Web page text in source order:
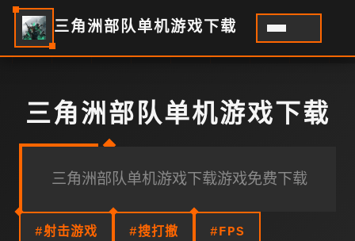
三角洲部队单机游戏下载
三角洲部队单机游戏下载
三角洲部队单机游戏下载游戏免费下载
#射击游戏 #搜打撤 #FPS